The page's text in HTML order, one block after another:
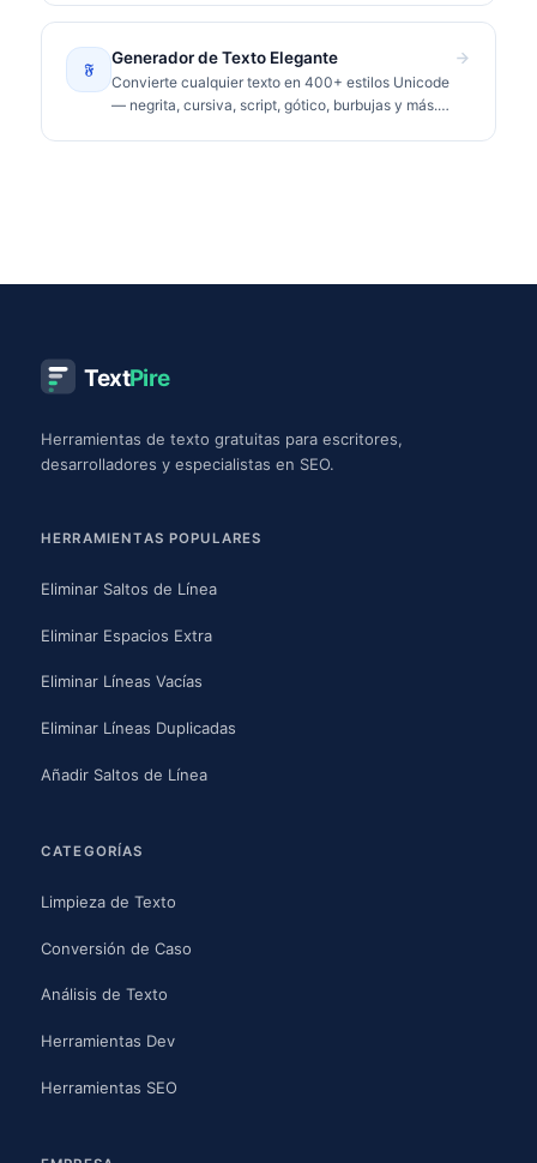
𝔉
Generador de Texto Elegante
Convierte cualquier texto en 400+ estilos Unicode
— negrita, cursiva, script, gótico, burbujas y más.
TextPire
Herramientas de texto gratuitas para escritores,
desarrolladores y especialistas en SEO.
HERRAMIENTAS POPULARES
Eliminar Saltos de Línea
Eliminar Espacios Extra
Eliminar Líneas Vacías
Eliminar Líneas Duplicadas
Añadir Saltos de Línea
CATEGORÍAS
Limpieza de Texto
Conversión de Caso
Análisis de Texto
Herramientas Dev
Herramientas SEO